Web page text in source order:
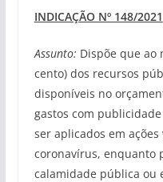
INDICAÇÃO Nº 148/2021
Assunto: Dispõe que ao
cento) dos recursos
disponíveis no
gastos com
ser aplicados em
coronavírus, enquanto
calamidade pública ou